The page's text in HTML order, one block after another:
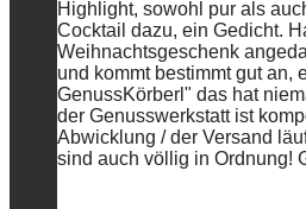
Highlight, sowohl pur als
Cocktail dazu, ein Gedicht.
Weihnachtsgeschenk
und kommt bestimmt gut an,
GenussKörberl" das hat
der Genusswerkstatt ist
Abwicklung / der Versand
sind auch völlig in Ordnung!